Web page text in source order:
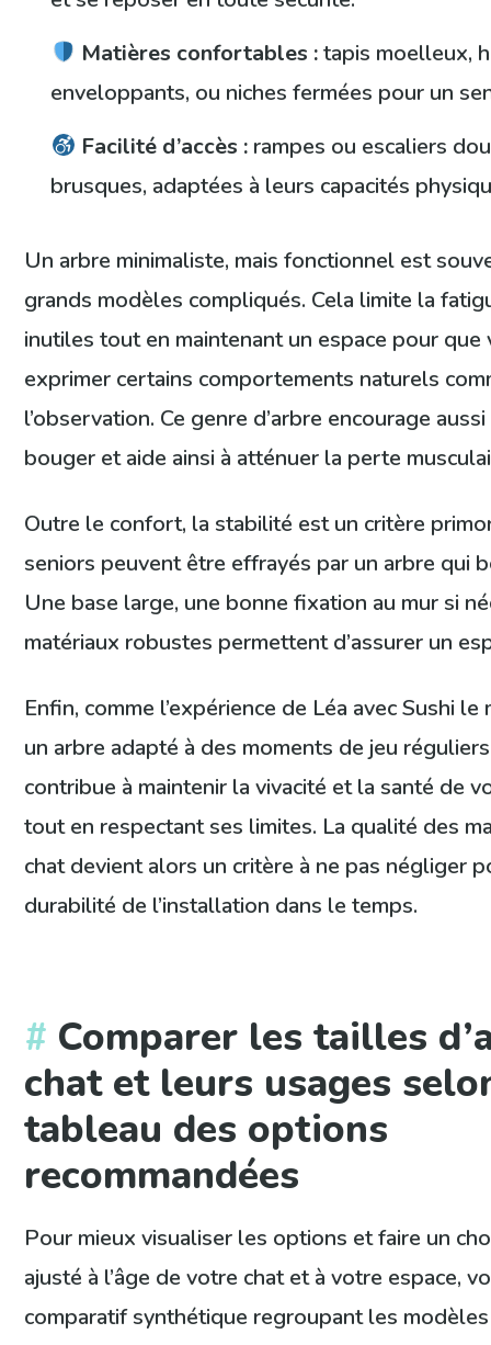
Matières confortables :tapis moelleux,
enveloppants, ou niches fermées pour un
Facilité d’accès : rampes ou escaliers
brusques, adaptées à leurs capacités
Un arbre minimaliste, mais fonctionnel est
grands modèles compliqués. Cela limite la
inutiles tout en maintenant un espace pour que
exprimer certains comportements naturels
l’observation. Ce genre d’arbre encourage
bouger et aide ainsi à atténuer la perte
Outre le confort, la stabilité est un critère
seniors peuvent être effrayés par un arbre qui
Une base large, une bonne fixation au mur si
matériaux robustes permettent d’assurer un
Enfin, comme l’expérience de Léa avec Sushi
un arbre adapté à des moments de jeu
contribue à maintenir la vivacité et la santé de
tout en respectant ses limites. La qualité des
chat devient alors un critère à ne pas négliger
durabilité de l’installation dans le temps.
Comparer les tailles
chat et leurs usages
tableau des options
recommandées
Pour mieux visualiser les options et faire un
ajusté à l’âge de votre chat et à votre espace,
comparatif synthétique regroupant les